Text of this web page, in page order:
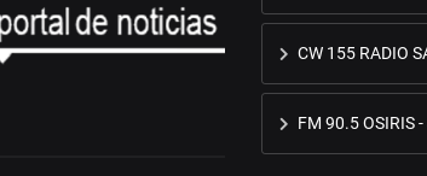
CW 155 RADIO
FM 90.5 OSIRIS